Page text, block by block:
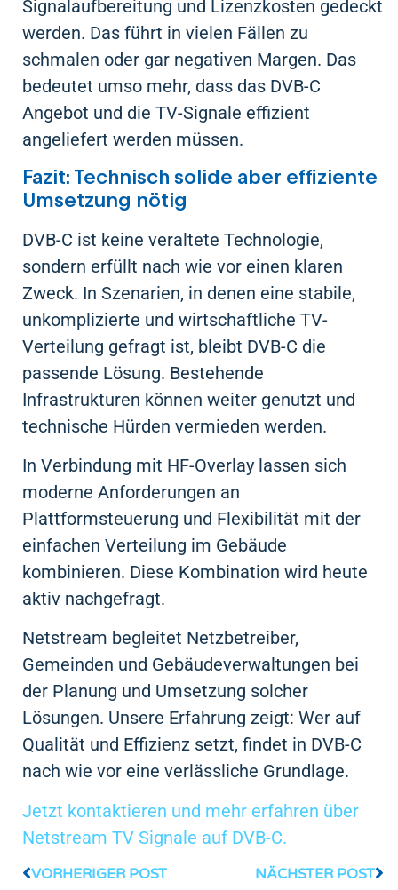
Signalaufbereitung und Lizenzkosten gedeckt
werden. Das führt in vielen Fällen zu
schmalen oder gar negativen Margen. Das
bedeutet umso mehr, dass das DVB-C
Angebot und die TV-Signale effizient
angeliefert werden müssen.
Fazit: Technisch solide aber effiziente
Umsetzung nötig
DVB-C ist keine veraltete Technologie,
sondern erfüllt nach wie vor einen klaren
Zweck. In Szenarien, in denen eine stabile,
unkomplizierte und wirtschaftliche TV-
Verteilung gefragt ist, bleibt DVB-C die
passende Lösung. Bestehende
Infrastrukturen können weiter genutzt und
technische Hürden vermieden werden.
In Verbindung mit HF-Overlay lassen sich
moderne Anforderungen an
Plattformsteuerung und Flexibilität mit der
einfachen Verteilung im Gebäude
kombinieren. Diese Kombination wird heute
aktiv nachgefragt.
Netstream begleitet Netzbetreiber,
Gemeinden und Gebäudeverwaltungen bei
der Planung und Umsetzung solcher
Lösungen. Unsere Erfahrung zeigt: Wer auf
Qualität und Effizienz setzt, findet in DVB-C
nach wie vor eine verlässliche Grundlage.
Jetzt kontaktieren und mehr erfahren über
Netstream TV Signale auf DVB-C.
VORHERIGER POST NÄCHSTER POST